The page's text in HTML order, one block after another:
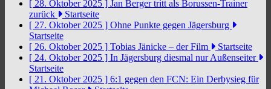
[ 28. Oktober 2025 ] Jan Berger tritt als Borussen-Trainer
zurück
Startseite
[ 27. Oktober 2025 ] Ohne Punkte gegen Jägersburg
Startseite
[ 26. Oktober 2025 ] Tobias Jänicke – der Film
Startseite
[ 24. Oktober 2025 ] In Jägersburg diesmal nur Außenseiter
Startseite
[ 21. Oktober 2025 ] 6:1 gegen den FCN: Ein Derbysieg für